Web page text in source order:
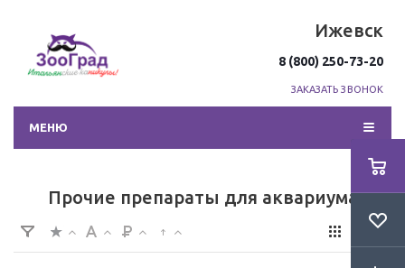
Ижевск
8 (800) 250-73-20
ЗАКАЗАТЬ ЗВОНОК
МЕНЮ
Прочие препараты для аквариума